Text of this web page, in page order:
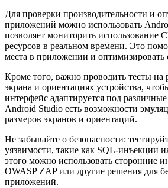
Для проверки производительности и
приложений можно использовать
позволяет мониторить использование
ресурсов в реальном времени. Это
места в приложении и оптимизировать
Кроме того, важно проводить тесты на
экрана и ориентациях устройства,
интерфейс адаптируется под
Android Studio есть возможности
размеров экранов и ориентаций.
Не забывайте о безопасности:
уязвимости, такие как SQL-инъекции
этого можно использовать сторонние
OWASP ZAP или другие решения для
приложений.